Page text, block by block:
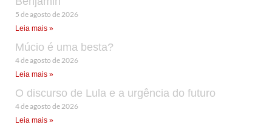
5 de agosto de 2026
Leia mais »
Múcio é uma besta?
4 de agosto de 2026
Leia mais »
O discurso de Lula e a urgência do futuro
4 de agosto de 2026
Leia mais »